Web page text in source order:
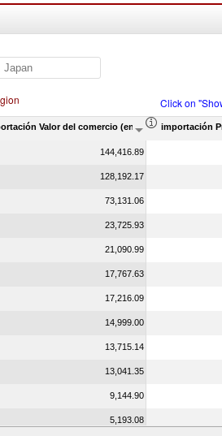
Click on
Valor del comercio (en miles de US$)
importación
144,416.89
128,192.17
73,131.06
23,725.93
21,090.99
17,767.63
17,216.09
14,999.00
13,715.14
13,041.35
9,144.90
5,193.08